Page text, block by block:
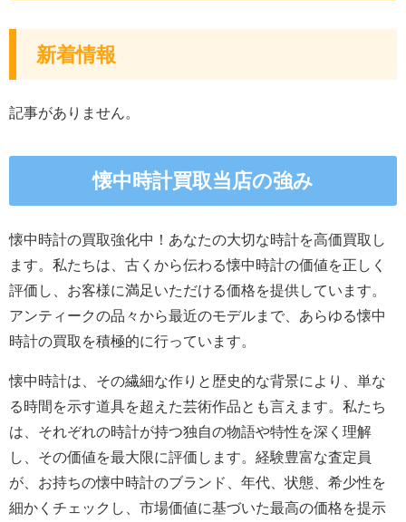
新着情報
記事がありません。
懐中時計買取当店の強み
懐中時計の買取強化中！あなたの大切な時計を高価買取し
ます。私たちは、古くから伝わる懐中時計の価値を正しく
評価し、お客様に満足いただける価格を提供しています。
アンティークの品々から最近のモデルまで、あらゆる懐中
時計の買取を積極的に行っています。
懐中時計は、その繊細な作りと歴史的な背景により、単な
る時間を示す道具を超えた芸術作品とも言えます。私たち
は、それぞれの時計が持つ独自の物語や特性を深く理解
し、その価値を最大限に評価します。経験豊富な査定員
が、お持ちの懐中時計のブランド、年代、状態、希少性を
細かくチェックし、市場価値に基づいた最高の価格を提示